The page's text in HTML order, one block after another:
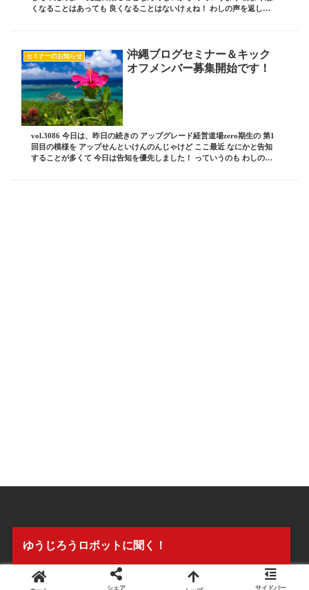
くなることはあっても 良くなることはないけぇね！ わしの声を返して
セミナーのお知らせ
沖縄ブログセミナー＆キック
オフメンバー募集開始です！
vol.3086 今日は、昨日の続きの アップグレード経営道場zero期生の 第1
回目の模様を アップせんといけんのんじゃけど ここ最近 なにかと告知
することが多くて 今日は告知を優先しました！ っていうのも わしのブ
シェア サイドバー
ゆうじろうロボットに聞く！